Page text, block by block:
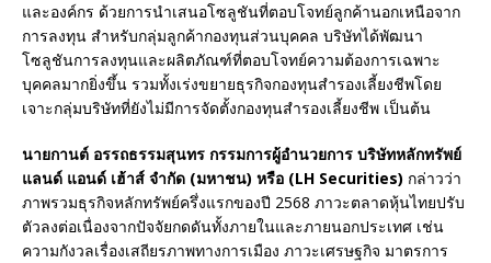
และองค์กร ด้วยการนำเสนอโซลูชันที่ตอบโจทย์ลูกค้านอกเหนือจาก
การลงทุน สำหรับกลุ่มลูกค้ากองทุนส่วนบุคคล บริษัทได้พัฒนา
โซลูชันการลงทุนและผลิตภัณฑ์ที่ตอบโจทย์ความต้องการเฉพาะ
บุคคลมากยิ่งขึ้น รวมทั้งเร่งขยายธุรกิจกองทุนสำรองเลี้ยงชีพโดย
เจาะกลุ่มบริษัทที่ยังไม่มีการจัดตั้งกองทุนสำรองเลี้ยงชีพ เป็นต้น
นายกานต์ อรรถธรรมสุนทร กรรมการผู้อำนวยการ บริษัทหลักทรัพย์
แลนด์ แอนด์ เฮ้าส์ จำกัด (มหาชน) หรือ (LH Securities) กล่าวว่า
ภาพรวมธุรกิจหลักทรัพย์ครึ่งแรกของปี 2568 ภาวะตลาดหุ้นไทยปรับ
ตัวลงต่อเนื่องจากปัจจัยกดดันทั้งภายในและภายนอกประเทศ เช่น
ความกังวลเรื่องเสถียรภาพทางการเมือง ภาวะเศรษฐกิจ มาตรการ